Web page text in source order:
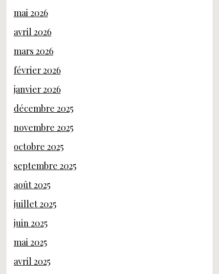
mai 2026
avril 2026
mars 2026
février 2026
janvier 2026
décembre 2025
novembre 2025
octobre 2025
septembre 2025
août 2025
juillet 2025
juin 2025
mai 2025
avril 2025